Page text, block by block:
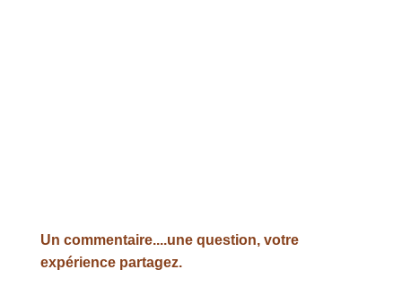
Un commentaire....une question, votre
expérience partagez.